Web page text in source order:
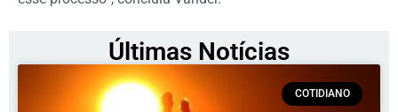
Últimas Notícias
COTIDIANO